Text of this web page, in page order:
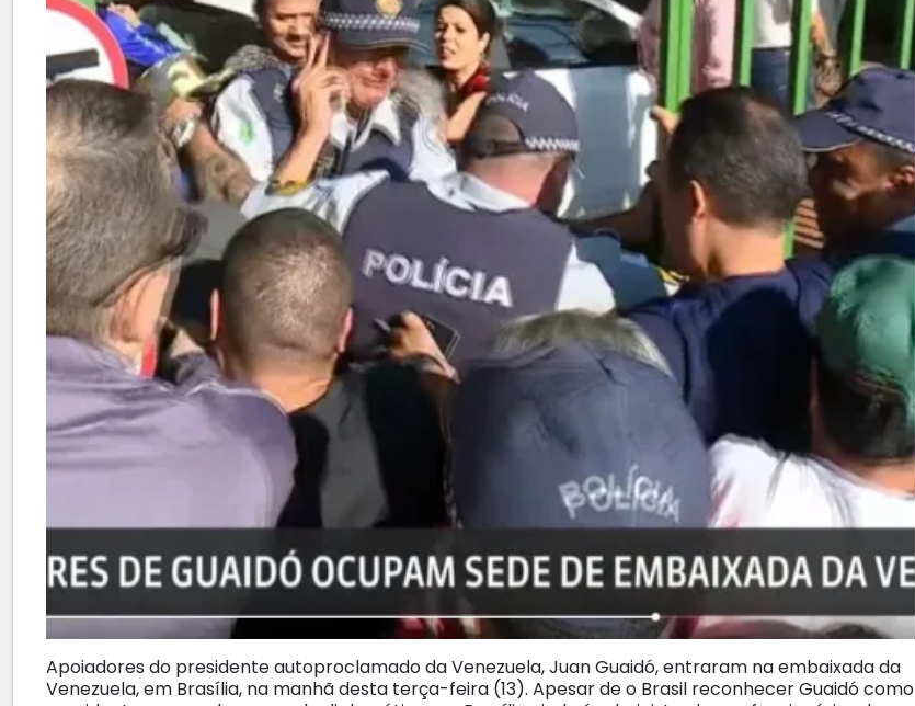
Apoiadores do presidente autoproclamado da Venezuela, Juan Guaidó, entraram na embaixada da
Venezuela, em Brasília, na manhã desta terça-feira (13). Apesar de o Brasil reconhecer Guaidó como